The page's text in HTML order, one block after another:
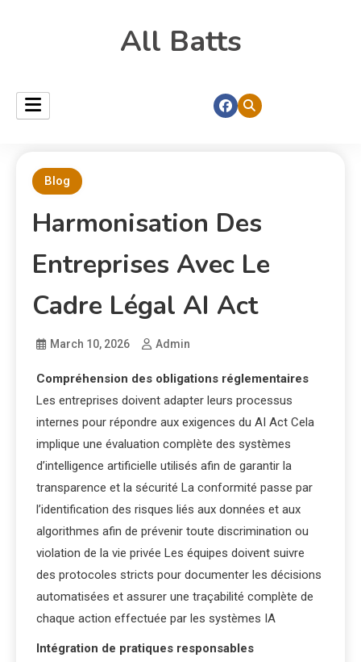
All Batts
Blog
Harmonisation Des
Entreprises Avec Le
Cadre Légal AI Act
March 10, 2026 Admin
Compréhension des obligations réglementaires
Les entreprises doivent adapter leurs processus
internes pour répondre aux exigences du AI Act Cela
implique une évaluation complète des systèmes
d’intelligence artificielle utilisés afin de garantir la
transparence et la sécurité La conformité passe par
l’identification des risques liés aux données et aux
algorithmes afin de prévenir toute discrimination ou
violation de la vie privée Les équipes doivent suivre
des protocoles stricts pour documenter les décisions
automatisées et assurer une traçabilité complète de
chaque action effectuée par les systèmes IA
Intégration de pratiques responsables